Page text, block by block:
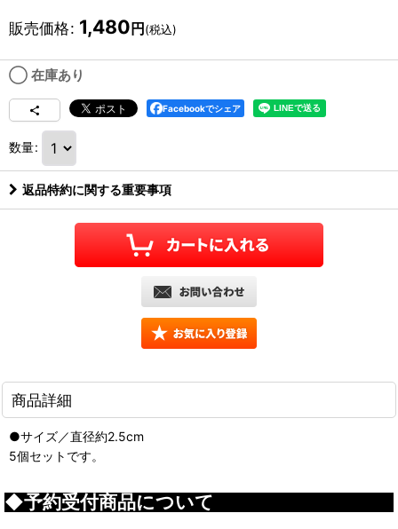
販売価格: 1,480 円 (税込)
◯ 在庫あり
Facebookでシェア
数量:
返品特約に関する重要事項
商品詳細
●サイズ／直径約2.5cm
5個セットです。
◆予約受付商品について